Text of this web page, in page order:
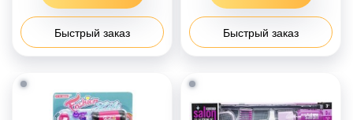
Быстрый заказ Быстрый заказ